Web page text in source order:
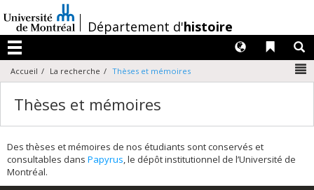
au
contenu
/Département d'histoire
Menu
Liens
Langues
Accueil La recherche Thèses et mémoires
Thèses et mémoires
Des thèses et mémoires de nos étudiants sont conservés et
consultables dans Papyrus, le dépôt institutionnel de l’Université de
Montréal.